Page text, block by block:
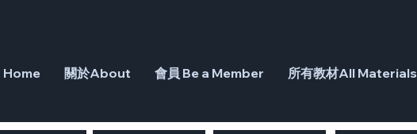
Home 關於About 會員 Be a Member 所有教材All Materials